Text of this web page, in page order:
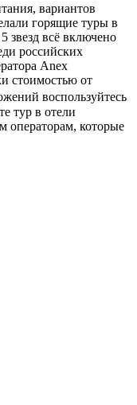
вариантов
горящие туры в
звезд всё включено
российских
Anex
стоимостью от
воспользуйтесь
тур в отели
операторам, которые